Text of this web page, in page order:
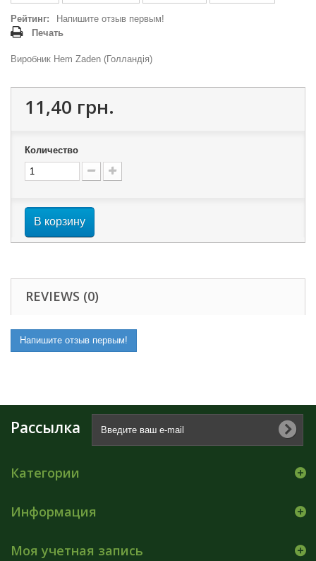
Рейтинг:
Напишите отзыв первым!
Печать
Виробник Hem Zaden (Голландія)
11,40 грн.
Количество
В корзину
REVIEWS (0)
Напишите отзыв первым!
Рассылка
Категории
Информация
Моя учетная запись